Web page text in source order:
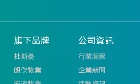
旗下品牌
杜斯曼
朗傑物業
公司資訊
行業洞察‌
企業新聞